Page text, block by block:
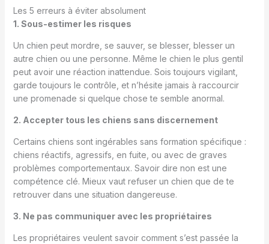
Les 5 erreurs à éviter absolument
1. Sous-estimer les risques
Un chien peut mordre, se sauver, se blesser, blesser un
autre chien ou une personne. Même le chien le plus gentil
peut avoir une réaction inattendue. Sois toujours vigilant,
garde toujours le contrôle, et n’hésite jamais à raccourcir
une promenade si quelque chose te semble anormal.
2. Accepter tous les chiens sans discernement
Certains chiens sont ingérables sans formation spécifique :
chiens réactifs, agressifs, en fuite, ou avec de graves
problèmes comportementaux. Savoir dire non est une
compétence clé. Mieux vaut refuser un chien que de te
retrouver dans une situation dangereuse.
3. Ne pas communiquer avec les propriétaires
Les propriétaires veulent savoir comment s’est passée la